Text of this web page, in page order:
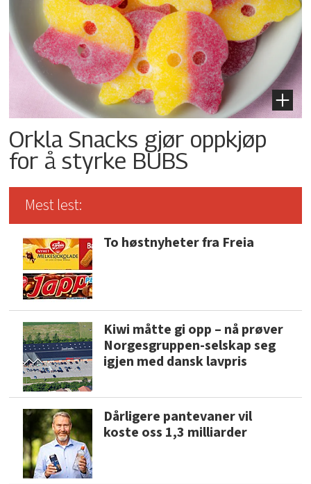
Orkla Snacks gjør oppkjøp
for å styrke BUBS
Mest lest:
To høstnyheter fra Freia
Kiwi måtte gi opp – nå prøver
Norgesgruppen-selskap seg
igjen med dansk lavpris
Dårligere pantevaner vil
koste oss 1,3 milliarder